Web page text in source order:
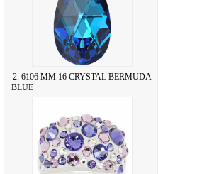
2. 6106 MM 16 CRYSTAL BERMUDA
BLUE